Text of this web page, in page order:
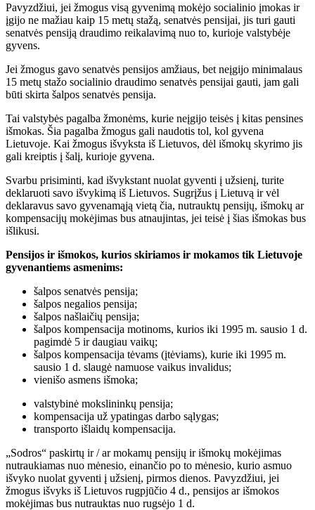
Pavyzdžiui, jei žmogus visą gyvenimą mokėjo socialinio įmokas ir
įgijo ne mažiau kaip 15 metų stažą, senatvės pensijai, jis turi gauti
senatvės pensiją draudimo reikalavimą nuo to, kurioje valstybėje
gyvens.
Jei žmogus gavo senatvės pensijos amžiaus, bet neįgijo minimalaus
15 metų stažo socialinio draudimo senatvės pensijai gauti, jam gali
būti skirta šalpos senatvės pensija.
Tai valstybės pagalba žmonėms, kurie neįgijo teisės į kitas pensines
išmokas. Šia pagalba žmogus gali naudotis tol, kol gyvena
Lietuvoje. Kai žmogus išvyksta iš Lietuvos, dėl išmokų skyrimo jis
gali kreiptis į šalį, kurioje gyvena.
Svarbu prisiminti, kad išvykstant nuolat gyventi į užsienį, turite
deklaruoti savo išvykimą iš Lietuvos. Sugrįžus į Lietuvą ir vėl
deklaravus savo gyvenamąją vietą čia, nutrauktų pensijų, išmokų ar
kompensacijų mokėjimas bus atnaujintas, jei teisė į šias išmokas bus
išlikusi.
Pensijos ir išmokos, kurios skiriamos ir mokamos tik Lietuvoje
gyvenantiems asmenims:
šalpos senatvės pensija;
šalpos negalios pensija;
šalpos našlaičių pensija;
šalpos kompensacija motinoms, kurios iki 1995 m. sausio 1 d.
pagimdė 5 ir daugiau vaikų;
šalpos kompensacija tėvams (įtėviams), kurie iki 1995 m.
sausio 1 d. slaugė namuose vaikus invalidus;
vienišo asmens išmoka;
valstybinė mokslininkų pensija;
kompensacija už ypatingas darbo sąlygas;
transporto išlaidų kompensacija.
„Sodros“ paskirtų ir / ar mokamų pensijų ir išmokų mokėjimas
nutraukiamas nuo mėnesio, einančio po to mėnesio, kurio asmuo
išvyko nuolat gyventi į užsienį, pirmos dienos. Pavyzdžiui, jei
žmogus išvyks iš Lietuvos rugpjūčio 4 d., pensijos ar išmokos
mokėjimas bus nutrauktas nuo rugsėjo 1 d.